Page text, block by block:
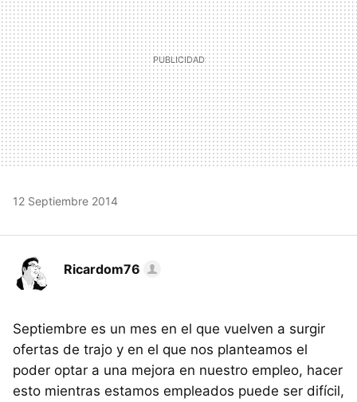
12 Septiembre 2014
Ricardom76
Septiembre es un mes en el que vuelven a surgir
ofertas de trajo y en el que nos planteamos el
poder optar a una mejora en nuestro empleo, hacer
esto mientras estamos empleados puede ser difícil,